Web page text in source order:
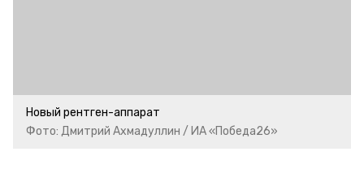
Новый рентген-аппарат
Фото: Дмитрий Ахмадуллин / ИА «Победа26»